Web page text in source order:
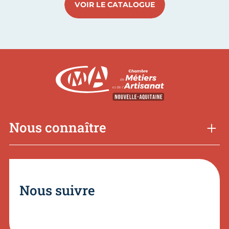
VOIR LE CATALOGUE
Nous connaître
Nous suivre